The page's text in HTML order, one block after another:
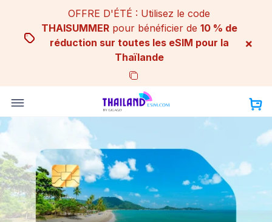
content
OFFRE D'ÉTÉ : Utilisez le code
THAISUMMERpour bénéficier de 10 % de
réduction sur toutes les eSIM pour la
Thaïlande
×